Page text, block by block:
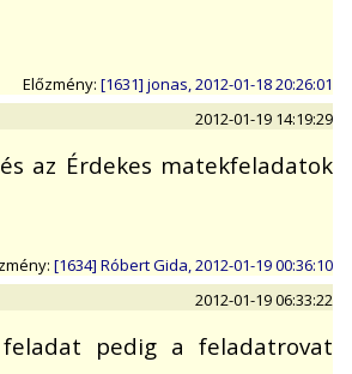
Előzmény: [1631] jonas, 2012-01-18 20:26:01
2012-01-19 14:19:29
az Érdekes matekfeladatok
[1634] Róbert Gida, 2012-01-19 00:36:10
2012-01-19 06:33:22
pedig a feladatrovat